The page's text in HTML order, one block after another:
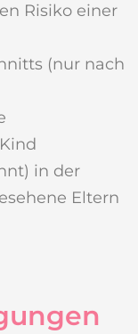
Risiko einer
(nur nach
in der
Eltern